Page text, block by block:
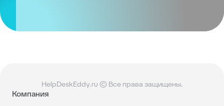
HelpDeskEddy.ru © Все права защищены.
Компания